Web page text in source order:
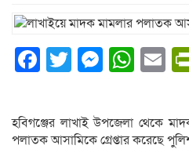
Facebook
Twitter
হবিগঞ্জের লাখাই উপজেলা থেকে
পলাতক আসামিকে গ্রেপ্তার করেছে